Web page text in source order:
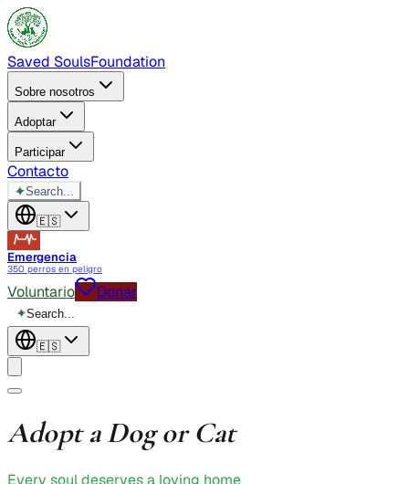
Saved SoulsFoundation
Sobre nosotros
Adoptar
Participar
Contacto
✦Search...
🇪🇸
Emergencia
350 perros en peligro
Voluntario Donar
✦Search...
🇪🇸
Adopt a Dog or Cat
Every soul deserves a loving home